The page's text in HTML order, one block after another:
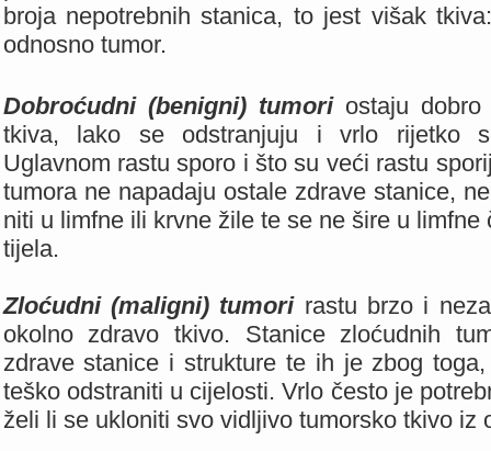
broja nepotrebnih stanica, to jest višak
odnosno tumor.
Dobroćudni (benigni) tumoriostaju dobro
tkiva, lako se odstranjuju i vrlo rijetko
Uglavnom rastu sporo i što su veći rastu
tumora ne napadaju ostale zdrave stanice,
niti u limfne ili krvne žile te se ne šire u
tijela.
Zloćudni (maligni) tumorirastu brzo i
okolno zdravo tkivo. Stanice zloćudnih
zdrave stanice i strukture te ih je zbog
teško odstraniti u cijelosti. Vrlo često je
želi li se ukloniti svo vidljivo tumorsko tkivo iz